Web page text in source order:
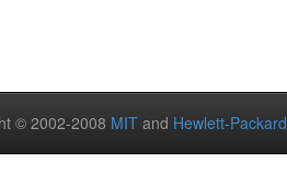
© 2002-2008 MIT and Hewlett-Packard